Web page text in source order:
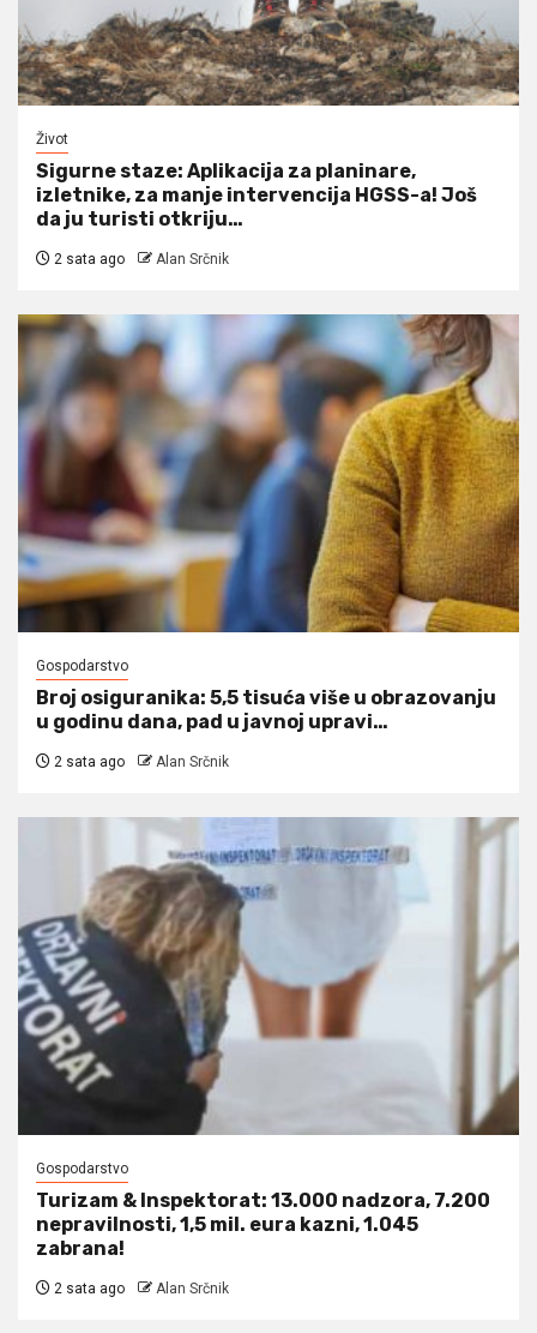
Život
Sigurne staze: Aplikacija za planinare,
izletnike, za manje intervencija HGSS-a! Još
da ju turisti otkriju…
2 sata ago Alan Srčnik
Gospodarstvo
Broj osiguranika: 5,5 tisuća više u obrazovanju
u godinu dana, pad u javnoj upravi…
2 sata ago Alan Srčnik
Gospodarstvo
Turizam & Inspektorat: 13.000 nadzora, 7.200
nepravilnosti, 1,5 mil. eura kazni, 1.045
zabrana!
2 sata ago Alan Srčnik